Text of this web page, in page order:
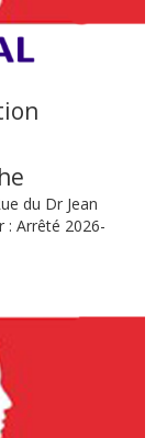
du Dr Jean
: Arrêté 2026-